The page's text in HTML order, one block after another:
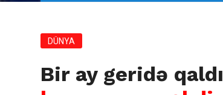
DÜNYA
Bir ay geridə